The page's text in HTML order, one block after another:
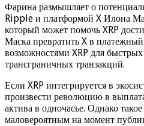
Фарина размышляет о
Ripple и платформой X Илона
который может помочь XRP
Маска превратить X в
возможностями XRP для
трансграничных транзакций.
Если XRP интегрируется в
произвести революцию в
актива в одночасье. Однако
маловероятным на момент